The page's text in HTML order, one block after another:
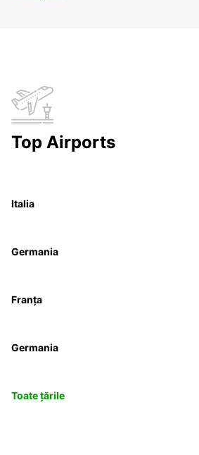
Top Airports
Italia
Germania
Franța
Germania
Toate țările